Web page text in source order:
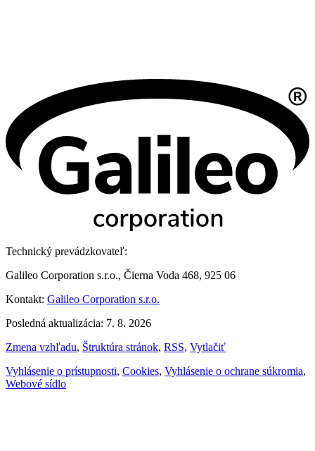
Technický prevádzkovateľ:
Galileo Corporation s.r.o., Čierna Voda 468, 925 06
Kontakt: Galileo Corporation s.r.o.
Posledná aktualizácia: 7. 8. 2026
Zmena vzhľadu, Štruktúra stránok, RSS, Vytlačiť
Vyhlásenie o prístupnosti, Cookies, Vyhlásenie o ochrane súkromia,
Webové sídlo